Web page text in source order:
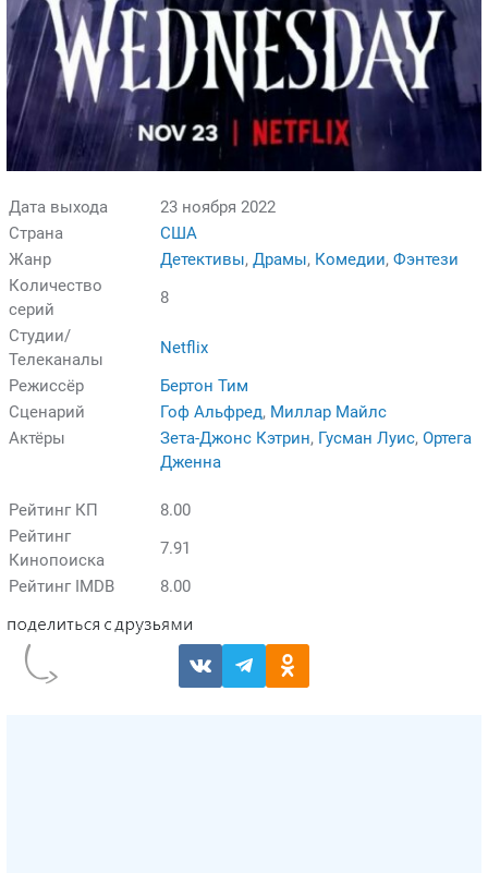
Дата выхода
23 ноября 2022
Страна
США
Жанр
Детективы, Драмы, Комедии, Фэнтези
Количество
серий
8
Студии/
Телеканалы
Netflix
Режиссёр
Бертон Тим
Сценарий
Гоф Альфред, Миллар Майлс
Актёры
Зета-Джонс Кэтрин, Гусман Луис, Ортега
Дженна
Рейтинг КП
8.00
Рейтинг
Кинопоиска
7.91
Рейтинг IMDB
8.00